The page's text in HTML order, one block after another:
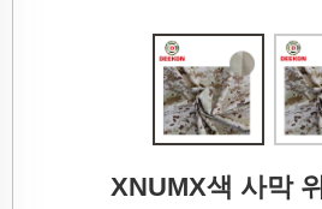
XNUMX색 사막